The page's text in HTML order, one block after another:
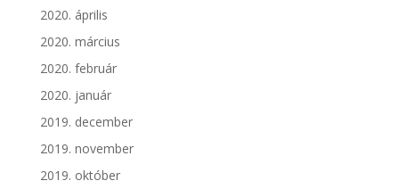
2020. április
2020. március
2020. február
2020. január
2019. december
2019. november
2019. október